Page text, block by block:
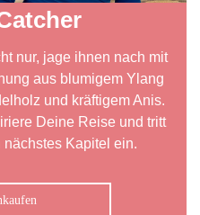
nur, jage ihnen nach mit
aus blumigem Ylang
und kräftigem Anis.
Deine Reise und tritt
Kapitel ein.